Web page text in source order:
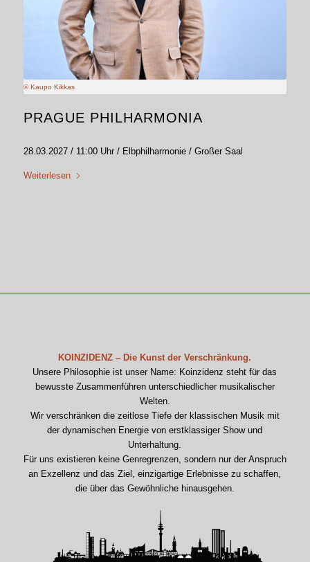
© Kaupo Kikkas
PRAGUE PHILHARMONIA
28.03.2027 / 11:00 Uhr / Elbphilharmonie / Großer Saal
Weiterlesen
KOINZIDENZ – Die Kunst der Verschränkung.
Unsere Philosophie ist unser Name: Koinzidenz steht für das
bewusste Zusammenführen unterschiedlicher musikalischer
Welten.
Wir verschränken die zeitlose Tiefe der klassischen Musik mit
der dynamischen Energie von erstklassiger Show und
Unterhaltung.
Für uns existieren keine Genregrenzen, sondern nur der Anspruch
an Exzellenz und das Ziel, einzigartige Erlebnisse zu schaffen,
die über das Gewöhnliche hinausgehen.